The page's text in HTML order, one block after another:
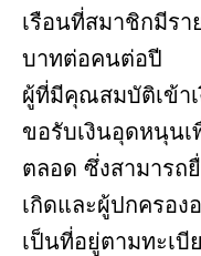
เรือนที่สมาชิกมีรา
บาทต่อคนต่อปี
ผู้ที่มีคุณสมบัติเข้า
ขอรับเงินอุดหนุนเ
ตลอด ซึ่งสามารถ
เกิดและผู้ปกครอง
เป็นที่อยู่ตามทะเ